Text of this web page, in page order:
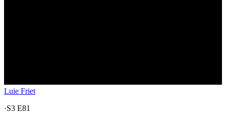
Luie Friet
·S3 E81